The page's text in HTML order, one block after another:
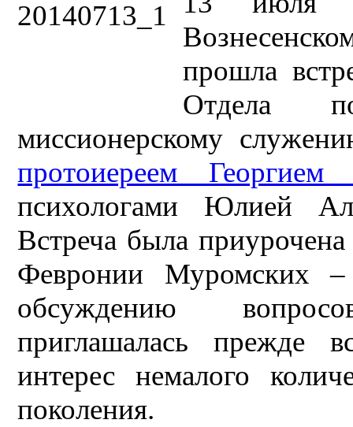
прошла
Отдела
миссионерскому
протоиереем
психологами Юлией
Встреча была
Февронии Муромских
обсуждению
приглашалась прежде
интерес немалого
поколения.